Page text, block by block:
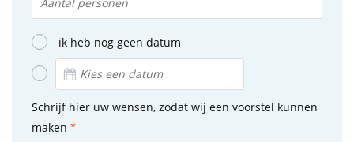
ik heb nog geen datum
Schrijf hier uw wensen, zodat wij een voorstel kunnen
maken